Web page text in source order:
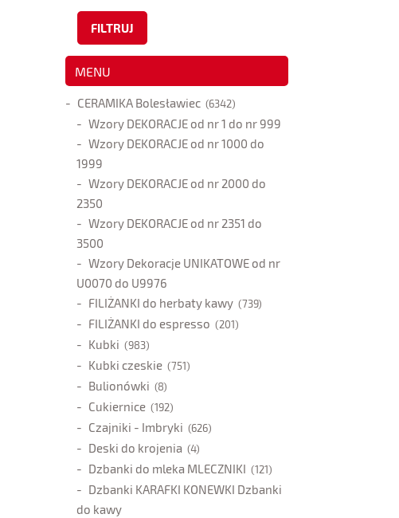
FILTRUJ
MENU
CERAMIKA Bolesławiec (6342)
Wzory DEKORACJE od nr 1 do nr 999
Wzory DEKORACJE od nr 1000 do
1999
Wzory DEKORACJE od nr 2000 do
2350
Wzory DEKORACJE od nr 2351 do
3500
Wzory Dekoracje UNIKATOWE od nr
U0070 do U9976
FILIŻANKI do herbaty kawy (739)
FILIŻANKI do espresso (201)
Kubki (983)
Kubki czeskie (751)
Bulionówki (8)
Cukiernice (192)
Czajniki - Imbryki (626)
Deski do krojenia (4)
Dzbanki do mleka MLECZNIKI (121)
Dzbanki KARAFKI KONEWKI Dzbanki
do kawy